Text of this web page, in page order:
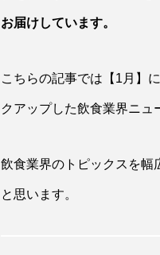
お届けしています。
こちらの記事では【1月】
クアップした飲食業界ニュ
飲食業界のトピックスを幅
と思います。